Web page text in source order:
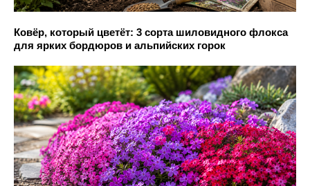
Ковёр, который цветёт: 3 сорта шиловидного флокса
для ярких бордюров и альпийских горок